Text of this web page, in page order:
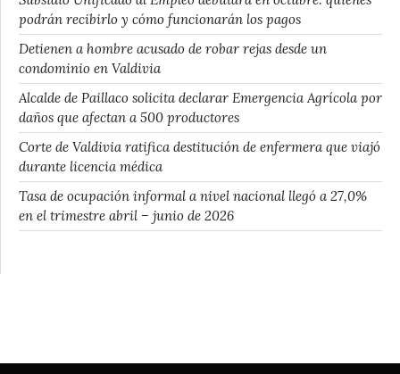
podrán recibirlo y cómo funcionarán los pagos
Detienen a hombre acusado de robar rejas desde un
condominio en Valdivia
Alcalde de Paillaco solicita declarar Emergencia Agrícola por
daños que afectan a 500 productores
Corte de Valdivia ratifica destitución de enfermera que viajó
durante licencia médica
Tasa de ocupación informal a nivel nacional llegó a 27,0%
en el trimestre abril – junio de 2026